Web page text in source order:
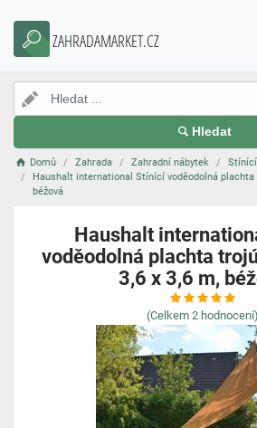
ZAHRADAMARKET.CZ
Hledat
Domů Zahrada Zahradní nábytek
Haushalt international Stínící voděodolná plachta
béžová
Haushalt
voděodolná plachta
3,6 x 3,6 m,
(Celkem 2 hodnocení)